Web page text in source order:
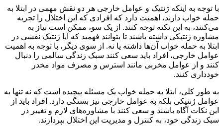
با توجه به اینکه ژنتیک و عوامل خارجی هر دو نقش مهمی در ابتلا به
حمله خواب دارند، اهمیت دارد که افرادی که این اختلال را تجربه
می‌کنند، به این نکته توجه کنند. از یک سو، ممکن است نیاز به
مشاوره ژنتیکی داشته باشند تا بتوانند فهمید که آیا ژنتیک نقشی در
ابتلا به حمله خواب آن‌ها داشته یا نه. از سوی دیگر، با توجه به اهمیت
عوامل خارجی، افراد باید سعی کنند سبک زندگی سالمی را دنبال
کنند و از عوامل مخربی مانند استرس و مصرف مواد مخدر
خودداری کنند.
به طور کلی، ابتلا به حمله خواب یک مسئله پیچیده است که نه تنها به
عوامل ژنتیکی بلکه به عوامل خارجی نیز بستگی دارد. افراد باید از
این نکات آگاه باشند و سعی کنند با مشاوره‌های لازم و تغییر در
سبک زندگی خود، به کنترل و مدیریت این اختلال بپردازند.